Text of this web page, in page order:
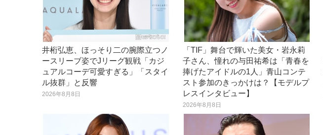
井桁弘恵、ほっそり二の腕際立つノ
ースリーブ姿でJリーグ観戦「カジ
ュアルコーデ可愛すぎる」「スタイ
ル抜群」と反響
2026年8月8日
「TIF」舞台で輝いた美女・岩永莉
子さん、憧れの与田祐希は「青春を
捧げたアイドルの1人」青山コンテ
スト参加のきっかけは？【モデルプ
レスインタビュー】
2026年8月8日